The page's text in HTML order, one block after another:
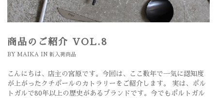
商品のご紹介 VOL.8
BY MAIKA IN 新入荷商品
こんにちは、店主の宮原です。今回は、ここ数年で一気に認知度
が上がったクチポールのカトラリーをご紹介します。 実は、ポル
トガルで80年以上の歴史があるブランドです。今でもポルトガル